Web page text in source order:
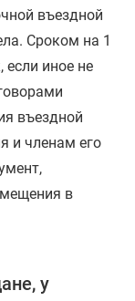
въездной
Сроком на 1
если иное не
въездной
и членам его
в
у